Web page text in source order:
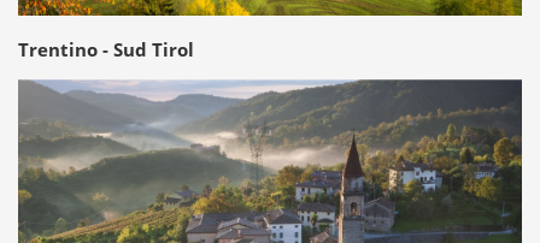
Trentino - Sud Tirol